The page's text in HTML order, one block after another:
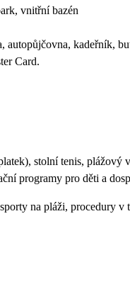
vnitřní bazén
autopůjčovna, kadeřník,
Card.
stolní tenis,
programy pro děti a
na pláži, procedury v